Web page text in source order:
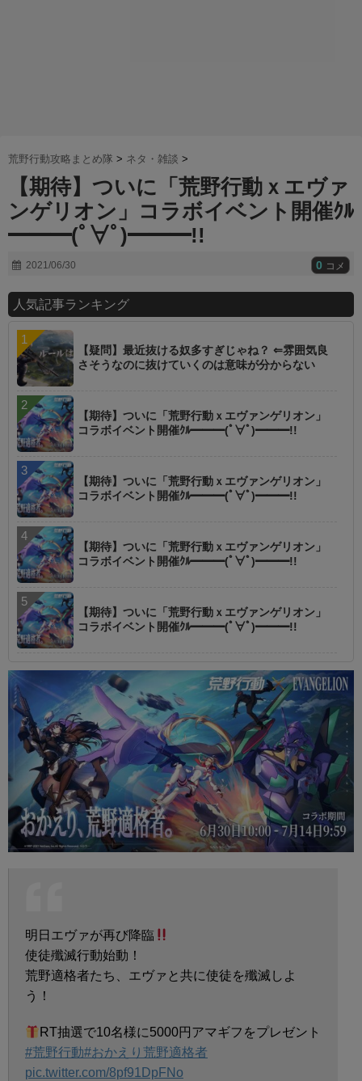
荒野行動攻略まとめ隊 > ネタ・雑談 >
【期待】ついに「荒野行動ｘエヴァ
ンゲリオン」コラボイベント開催ｸﾙ
━━━(ﾟ∀ﾟ)━━━!!
2021/06/30 0 コメ
人気記事ランキング
【疑問】最近抜ける奴多すぎじゃね？ ⇐雰囲気良
さそうなのに抜けていくのは意味が分からない
【期待】ついに「荒野行動ｘエヴァンゲリオン」
コラボイベント開催ｸﾙ━━━(ﾟ∀ﾟ)━━━!!
【期待】ついに「荒野行動ｘエヴァンゲリオン」
コラボイベント開催ｸﾙ━━━(ﾟ∀ﾟ)━━━!!
【期待】ついに「荒野行動ｘエヴァンゲリオン」
コラボイベント開催ｸﾙ━━━(ﾟ∀ﾟ)━━━!!
【期待】ついに「荒野行動ｘエヴァンゲリオン」
コラボイベント開催ｸﾙ━━━(ﾟ∀ﾟ)━━━!!
明日エヴァが再び降臨
使徒殲滅行動始動！
荒野適格者たち、エヴァと共に使徒を殲滅しよ
う！
RT抽選で10名様に5000円アマギフをプレゼント
#荒野行動#おかえり荒野適格者
pic.twitter.com/8pf91DpFNo